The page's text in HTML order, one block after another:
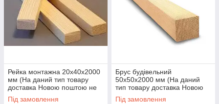
Рейка монтажна 20х40х2000
мм (На даний тип товару
доставка Новою поштою не
здійснюється)
Під замовлення
Брус будівельний
50х50х2000 мм (На даний
тип товару доставка Новою
поштою не здійснюється)
Під замовлення